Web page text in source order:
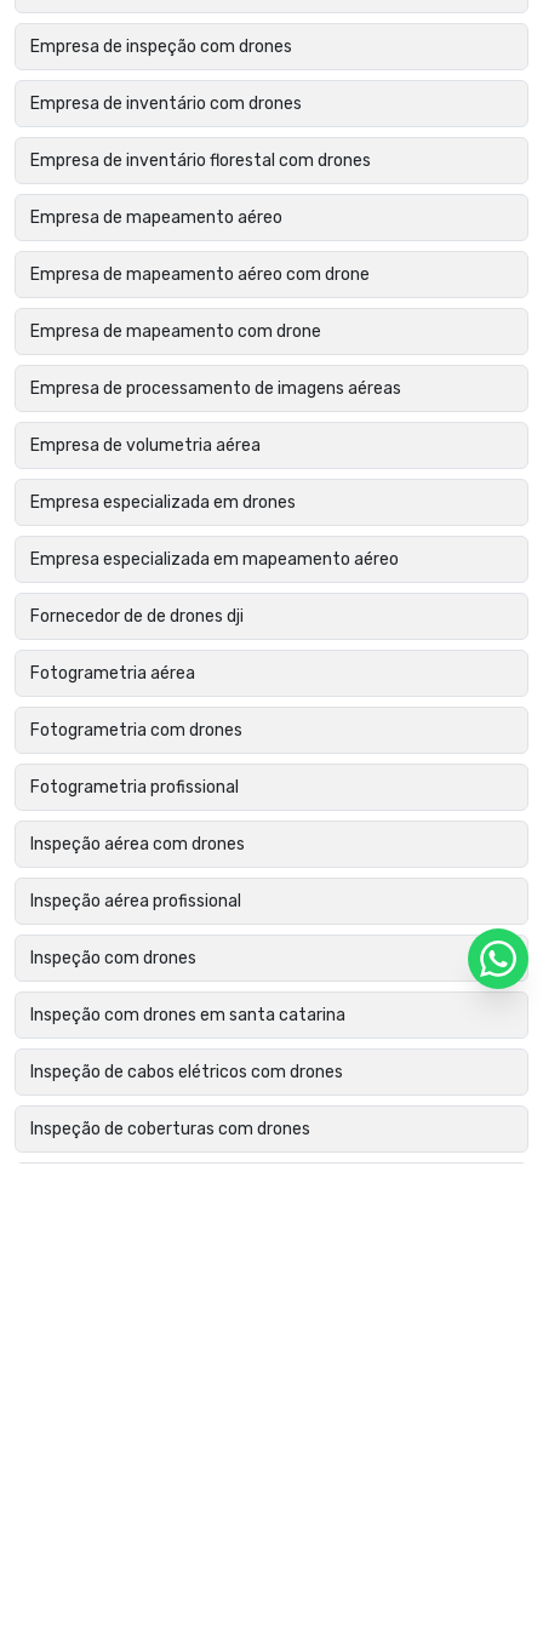
Empresa de inspeção com drones
Empresa de inventário com drones
Empresa de inventário florestal com drones
Empresa de mapeamento aéreo
Empresa de mapeamento aéreo com drone
Empresa de mapeamento com drone
Empresa de processamento de imagens aéreas
Empresa de volumetria aérea
Empresa especializada em drones
Empresa especializada em mapeamento aéreo
Fornecedor de de drones dji
Fotogrametria aérea
Fotogrametria com drones
Fotogrametria profissional
Inspeção aérea com drones
Inspeção aérea profissional
Inspeção com drones
Inspeção com drones em santa catarina
Inspeção de cabos elétricos com drones
Inspeção de coberturas com drones